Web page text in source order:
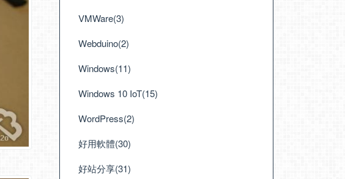
VMWare(3)
Webduino(2)
Windows(11)
Windows 10 IoT(15)
WordPress(2)
好用軟體(30)
好站分享(31)